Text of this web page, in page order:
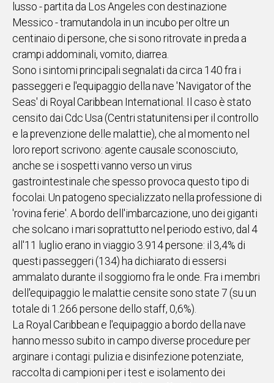
POLITICA
IN
ITALIA
NEL
MONDO
SPORT
EVENTI
STORIE
VIDEO
Vai
UNISCITI
AL CANALE
WHATSAPP
Social
lusso - partita da Los Angeles con destinazione
Messico - tramutandola in un incubo per oltre un
centinaio di persone, che si sono ritrovate in preda a
crampi addominali, vomito, diarrea.
Sono i sintomi principali segnalati da circa 140 fra i
passeggeri e l'equipaggio della nave 'Navigator of the
Seas' di Royal Caribbean International. Il caso è stato
censito dai Cdc Usa (Centri statunitensi per il controllo
e la prevenzione delle malattie), che al momento nel
loro report scrivono: agente causale sconosciuto,
anche se i sospetti vanno verso un virus
gastrointestinale che spesso provoca questo tipo di
focolai. Un patogeno specializzato nella professione di
'rovina ferie'. A bordo dell'imbarcazione, uno dei giganti
che solcano i mari soprattutto nel periodo estivo, dal 4
all'11 luglio erano in viaggio 3.914 persone: il 3,4% di
questi passeggeri (134) ha dichiarato di essersi
ammalato durante il soggiorno fra le onde. Fra i membri
dell'equipaggio le malattie censite sono state 7 (su un
totale di 1.266 persone dello staff, 0,6%).
La Royal Caribbean e l'equipaggio a bordo della nave
hanno messo subito in campo diverse procedure per
arginare i contagi: pulizia e disinfezione potenziate,
raccolta di campioni per i test e isolamento dei